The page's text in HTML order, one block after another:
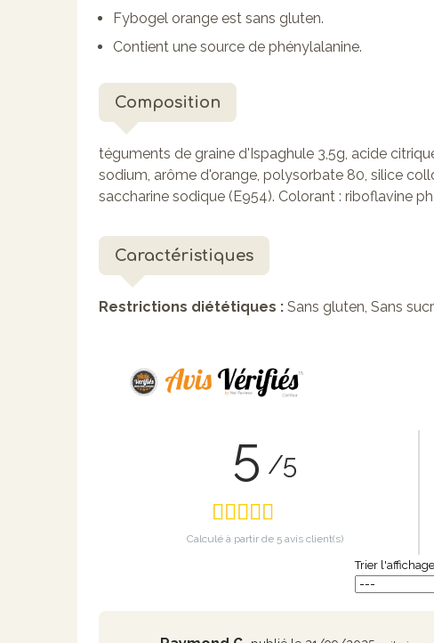
Fybogel orange est sans gluten.
Contient une source de phénylalanine.
Composition
téguments de graine d'Ispaghule 3,5g, acide
sodium, arôme d'orange, polysorbate 80, silice
saccharine sodique (E954). Colorant : riboflavine
Caractéristiques
Restrictions diététiques : Sans gluten, Sans
5 /5
Calculé à partir de 5 avis client(s)
Trier